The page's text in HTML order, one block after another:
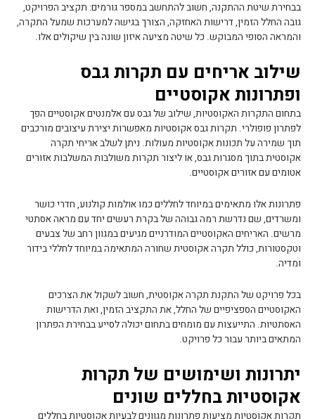
בבחירת שיטת ההתקנה, חשוב להתחשב במספר גורמים: תקציב הפרויקט,
גובה החלל הזמין, דרישות האחזקה, הצורך בגישה למערכות שמעל התקרה,
והמראה הסופי המבוקש. כל שיטה מציעה איזון שונה בין שיקולים אלו.
שילוב אריחים עם תקרות גבס
ופתרונות אקוסטיים
בתחום התקרות האקוסטיות, שילוב של גבס עם אלמנטים אקוסטיים הפך
לפתרון פופולרי. תקרות גבס אקוסטיות מאפשרות יצירת עיצובים מורכבים
תוך שמירה על תכונות אקוסטיות מעולות. ניתן לשלב אריחי תקרה
אקוסטית בתוך מסגרות גבס, או ליצור תקרות משולבות המשלבות אזורים
אטומים עם אזורים אקוסטיים.
פתרונות אלו מתאימים במיוחד לחללים כמו אולמות קולנוע, חדרי כושר
ומשרדים, שם נדרשת רמה גבוהה של בקרת רעשים יחד עם מראה אסתטי
מרשים. האריחים האקוסטיים המודרניים מגיעים במגוון רחב של צבעים
וטקסטורות, כולל תקרה אקוסטית שחורה המתאימה במיוחד לחללי בידור
ומדיה.
בכל פרויקט של התקנת תקרה אקוסטית, חשוב לשקול את הצרכים
האקוסטיים הספציפיים של החלל, את התקציב הזמין, ואת הדרישות
האסתטיות. התייעצות עם מומחים בתחום יכולה לסייע בבחירת הפתרון
המתאים ביותר עבור כל פרויקט.
יתרונות ושימושים של תקרות
אקוסטיות בחללים שונים
תקרות אקוסטיות מציעות פתרונות מגוונים לבעיות אקוסטיות בחללים